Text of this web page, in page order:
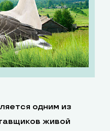
одним из
живой